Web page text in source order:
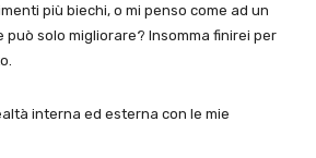
più biechi, o mi penso come ad un
solo migliorare? Insomma finirei per
interna ed esterna con le mie